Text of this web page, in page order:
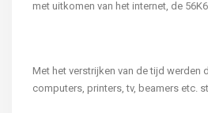
met uitkomen van het internet, de
Met het verstrijken van de tijd werden
computers, printers, tv, beamers etc.